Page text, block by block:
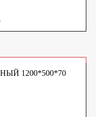
1200*500*70